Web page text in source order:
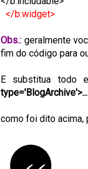
</b:widget>
Obs.: geralmente
fim do código para
E substitua todo
type='BlogArchive'>...
como foi dito acima,